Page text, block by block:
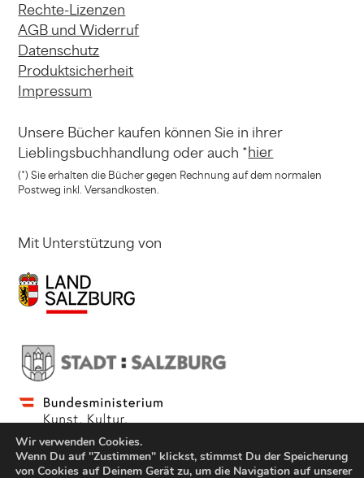
Rechte-Lizenzen
AGB und Widerruf
Datenschutz
Produktsicherheit
Impressum
Unsere Bücher kaufen könnenSie in ihrer
Lieblingsbuchhandlung oder auch *hier
(*) Sie erhalten die Bücher gegen Rechnung auf dem normalen
Postweg inkl. Versandkosten.
Mit Unterstützung von
Wir verwenden Cookies.
Wenn Du auf "Zustimmen" klickst, stimmst Du der Speicherung
von Cookies auf Deinem Gerät zu, um die Navigation auf unserer